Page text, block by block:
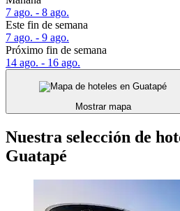
7 ago. - 8 ago.
Este fin de semana
7 ago. - 9 ago.
Próximo fin de semana
14 ago. - 16 ago.
Mostrar mapa
Nuestra selección de
Guatapé